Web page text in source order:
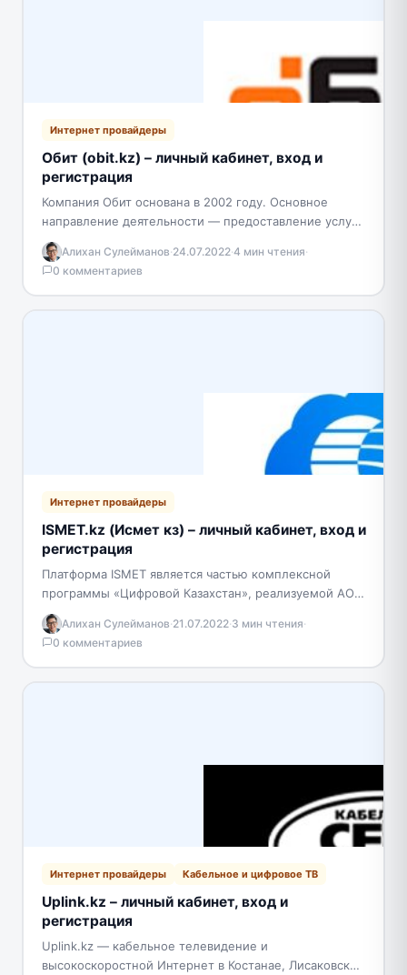
Интернет провайдеры
Обит (obit.kz) – личный кабинет, вход и
регистрация
Компания Обит основана в 2002 году. Основное
направление деятельности — предоставление услуг
высокоскоростного доступа в Интернет и цифрового
телевидения для частных лиц…
Алихан Сулейманов·24.07.2022·4 мин чтения·
0 комментариев
Интернет провайдеры
ISMET.kz (Исмет кз) – личный кабинет, вход и
регистрация
Платформа ISMET является частью комплексной
программы «Цифровой Казахстан», реализуемой АО
«Казахтелеком» и нацелена на повышение уровня
жизни каждого жителя страны за счет…
Алихан Сулейманов·21.07.2022·3 мин чтения·
0 комментариев
Интернет провайдеры Кабельное и цифровое ТВ
Uplink.kz – личный кабинет, вход и
регистрация
Uplink.kz — кабельное телевидение и
высокоскоростной Интернет в Костанае, Лисаковске